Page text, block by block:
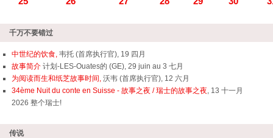
千万不要错过
中世纪的饮食, 韦托 (首席执行官), 19 四月
故事简介 计划-LES-Ouates的 (GE), 29 juin au 3 七月
为阅读而生和纸芝故事时间, 沃韦 (首席执行官), 12 六月
34ème Nuit du conte en Suisse - 故事之夜 / 瑞士的故事之夜, 13 十一月
2026 整个瑞士!
传说